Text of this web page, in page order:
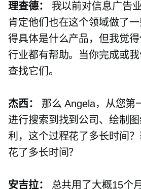
理查德：
我以前对信息广告
肯定他们也在这个领域做了
得具体是什么产品，但我觉
行业都有帮助。当你完成或
查找它们。
杰西：
那么 Angela，从您第
进行搜索到找到公司、绘制
利，这个过程花了多长时间？
花了多长时间？
安吉拉：
总共用了大概15个